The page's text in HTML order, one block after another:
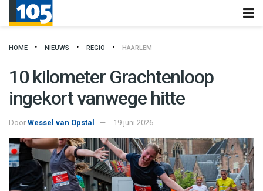
HOME NIEUWS REGIO HAARLEM
10 kilometer Grachtenloop
ingekort vanwege hitte
Door Wessel van Opstal 19 juni 2026